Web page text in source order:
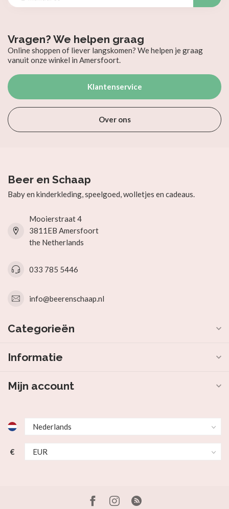
Vragen? We helpen graag
Online shoppen of liever langskomen? We helpen je graag
vanuit onze winkel in Amersfoort.
Klantenservice
Over ons
Beer en Schaap
Baby en kinderkleding, speelgoed, wolletjes en cadeaus.
Mooierstraat 4
3811EB Amersfoort
the Netherlands
033 785 5446
info@beerenschaap.nl
Categorieën
Informatie
Mijn account
€